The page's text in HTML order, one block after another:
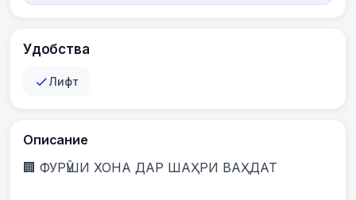
Удобства
Лифт
Описание
🏢 ФУРӮШИ ХОНА ДАР ШАҲРИ ВАҲДАТ